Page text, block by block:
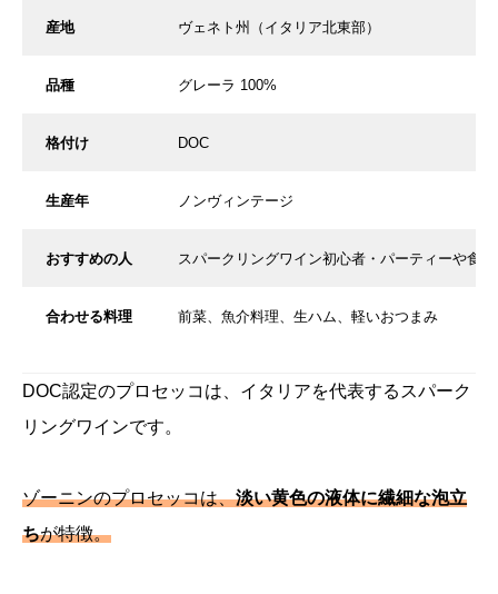
産地 ヴェネト州（イタリア北東部）
品種 グレーラ 100%
格付け DOC
生産年 ノンヴィンテージ
おすすめの人 スパークリングワイン初心者・パーティーや食
合わせる料理 前菜、魚介料理、生ハム、軽いおつまみ
DOC認定のプロセッコは、イタリアを代表するスパーク
リングワインです。
ゾーニンのプロセッコは、淡い黄色の液体に繊細な泡立
ちが特徴。